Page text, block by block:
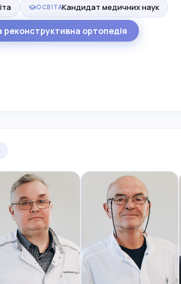
ОСВІТАКандидат медичних наук
ортопедія